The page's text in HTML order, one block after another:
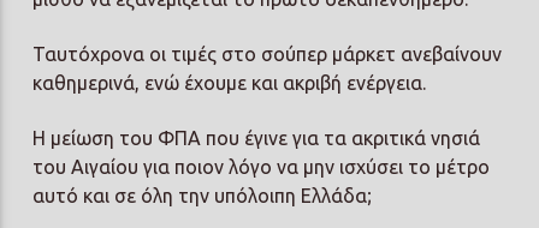
Ταυτόχρονα οι τιμές στο σούπερ μάρκετ ανεβαίνουν
καθημερινά, ενώ έχουμε και ακριβή ενέργεια.
Η μείωση του ΦΠΑ που έγινε για τα ακριτικά νησιά
του Αιγαίου για ποιον λόγο να μην ισχύσει το μέτρο
αυτό και σε όλη την υπόλοιπη Ελλάδα;